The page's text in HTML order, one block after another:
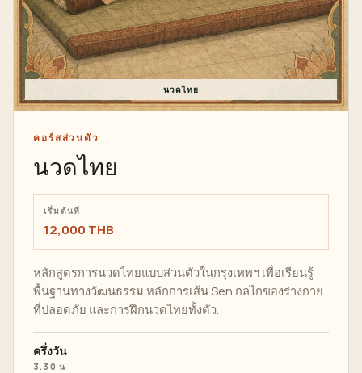
นวดไทย
คอร์สส่วนตัว
นวดไทย
เริ่มต้นที่
12,000 THB
หลักสูตรการนวดไทยแบบส่วนตัวในกรุงเทพฯ เพื่อเรียนรู้
พื้นฐานทางวัฒนธรรม หลักการเส้น Sen กลไกของร่างกาย
ที่ปลอดภัย และการฝึกนวดไทยทั้งตัว.
ครึ่งวัน
3.30 น